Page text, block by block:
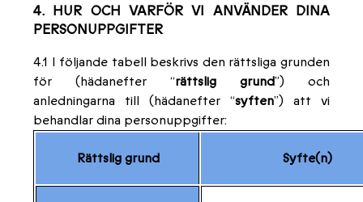
4. HUR OCH VARFÖR VI ANVÄNDER DINA
PERSONUPPGIFTER
4.1 I följande tabell beskrivs den rättsliga grunden
för (hädanefter “rättslig grund”) och
anledningarna till (hädanefter “syften”) att vi
behandlar dina personuppgifter:
Rättslig grund Syfte(n)